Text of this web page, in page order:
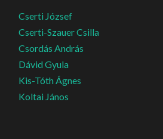
Cserti József
Cserti-Szauer Csilla
Csordás András
Dávid Gyula
Kis-Tóth Ágnes
Koltai János